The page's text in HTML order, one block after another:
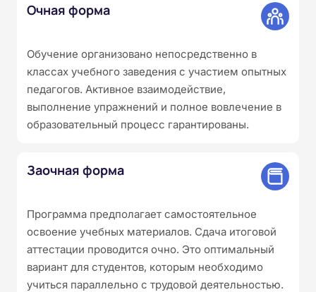
Очная форма
Обучение организовано непосредственно в
классах учебного заведения с участием опытных
педагогов. Активное взаимодействие,
выполнение упражнений и полное вовлечение в
образовательный процесс гарантированы.
Заочная форма
Программа предполагает самостоятельное
освоение учебных материалов. Сдача итоговой
аттестации проводится очно. Это оптимальный
вариант для студентов, которым необходимо
учиться параллельно с трудовой деятельностью.